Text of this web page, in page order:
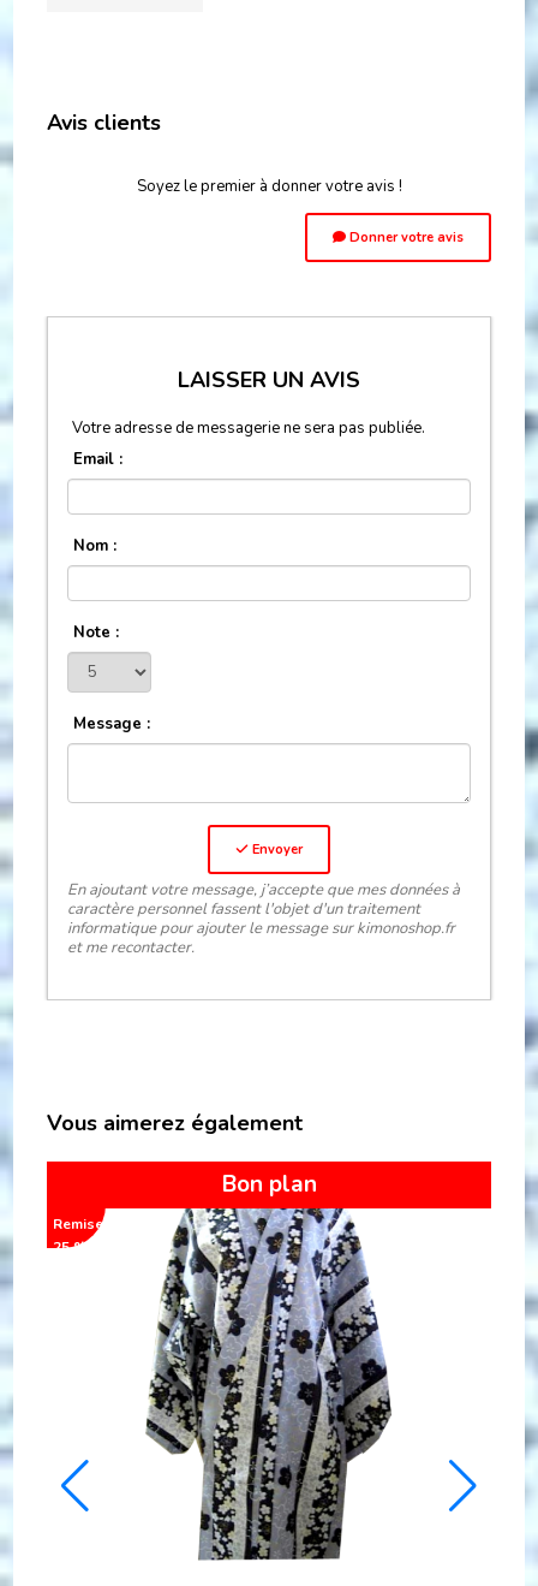
Avis clients
Soyez le premier à donner votre avis !
Donner votre avis
LAISSER UN AVIS
Votre adresse de messagerie ne sera pas publiée.
Email :
Nom :
Note :
Message :
Envoyer
En ajoutant votre message, j’accepte que mes données à
caractère personnel fassent l'objet d'un traitement
informatique pour ajouter le message sur kimonoshop.fr
et me recontacter.
Vous aimerez également